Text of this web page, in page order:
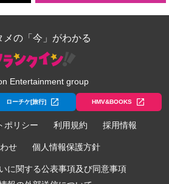
メの「今」がわかる
Entertainment group
ローチケ[旅行] HMV&BOOKS
ポリシー 利用規約 採用情報
せ 個人情報保護方針
に関する公表事項及び同意事項